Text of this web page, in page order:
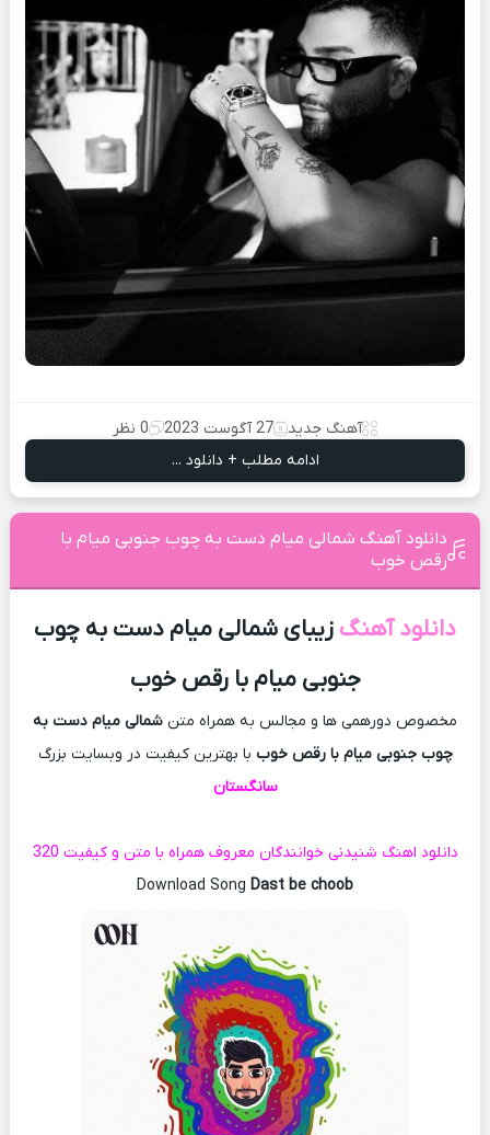
آهنگ جدید 27 آگوست 2023
0 نظر
ادامه مطلب + دانلود ...
دانلود آهنگ شمالی میام دست به چوب جنوبی میام با
رقص خوب
دانلود آهنگ زیبای شمالی میام دست به چوب
جنوبی میام با رقص خوب
مخصوص دورهمی ها و مجالس به همراه متن شمالی میام دست به
چوب جنوبی میام با رقص خوب با بهترین کیفیت در وبسایت بزرگ
سانگستان
دانلود اهنگ شنیدنی خوانندگان معروف همراه با متن و کیفیت 320
Download Song Dast be choob